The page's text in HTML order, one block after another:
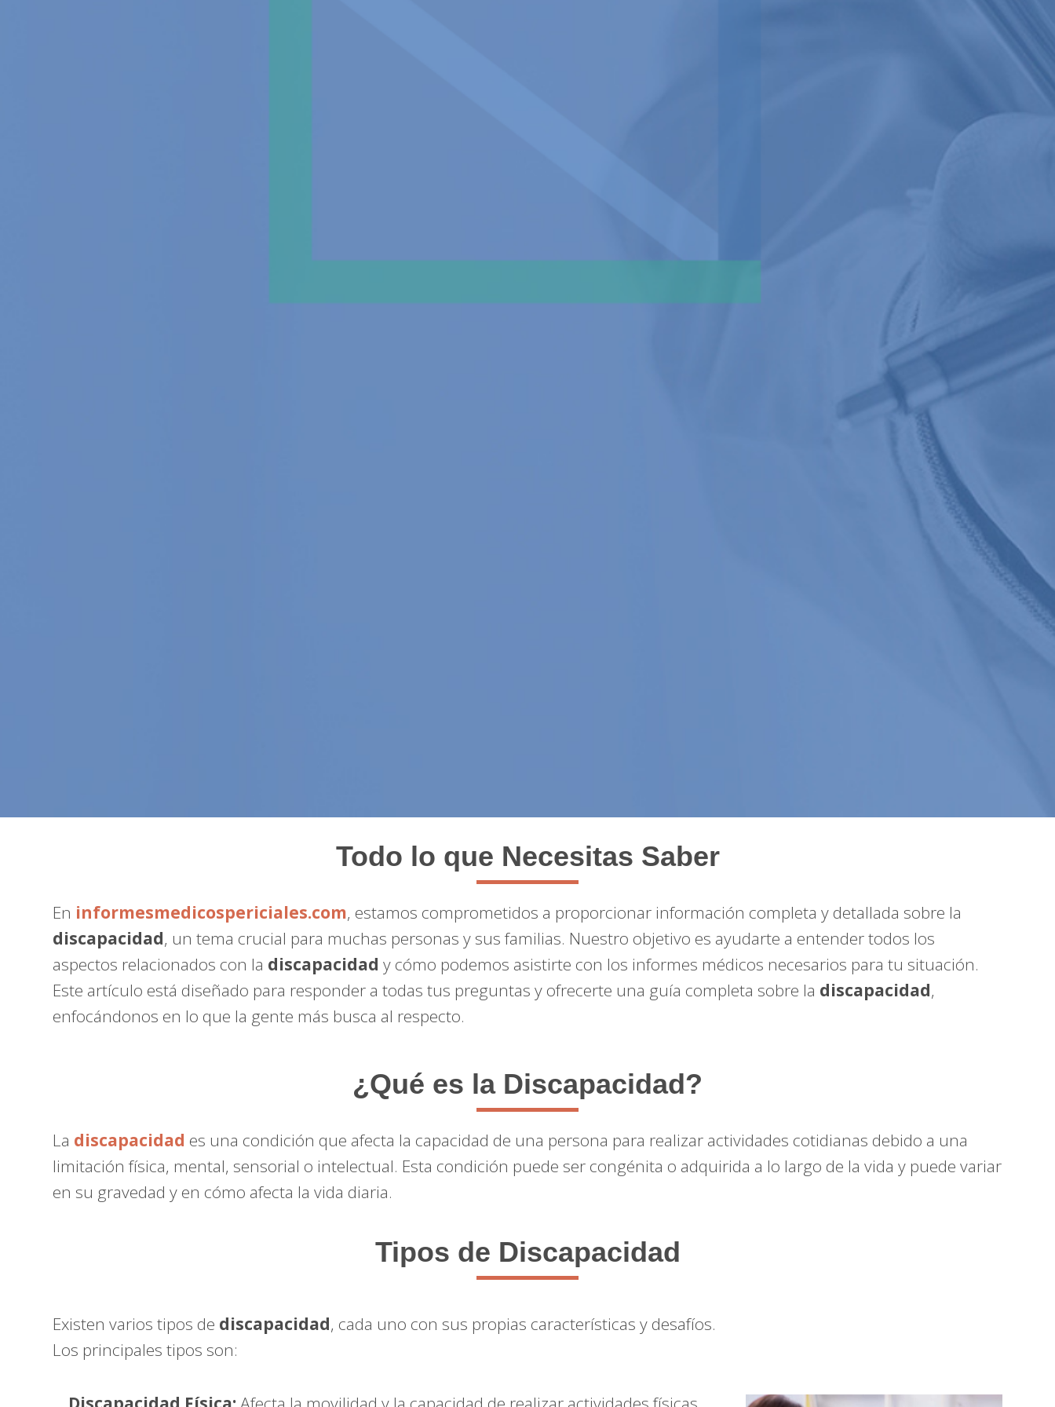
Todo lo que Necesitas Saber
En informesmedicospericiales.com, estamos comprometidos a proporcionar información completa y detallada sobre la
discapacidad, un tema crucial para muchas personas y sus familias. Nuestro objetivo es ayudarte a entender todos los
aspectos relacionados con la discapacidady cómo podemos asistirte con los informes médicos necesarios para tu situación.
Este artículo está diseñado para responder a todas tus preguntas y ofrecerte una guía completa sobre la discapacidad,
enfocándonos en lo que la gente más busca al respecto.
¿Qué es la Discapacidad?
La discapacidad es una condición que afecta la capacidad de una persona para realizar actividades cotidianas debido a una
limitación física, mental, sensorial o intelectual. Esta condición puede ser congénita o adquirida a lo largo de la vida y puede variar
en su gravedad y en cómo afecta la vida diaria.
Tipos de Discapacidad
Existen varios tipos de discapacidad, cada uno con sus propias características y desafíos.
Los principales tipos son: